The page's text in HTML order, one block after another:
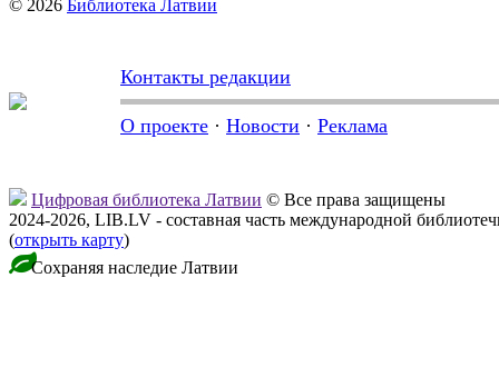
© 2026 Библиотека Латвии
Контакты редакции
О проекте · Новости · Реклама
Цифровая библиотека Латвии © Все права защищены
2024-2026, LIB.LV - составная часть международной
(открыть карту)
Сохраняя наследие Латвии